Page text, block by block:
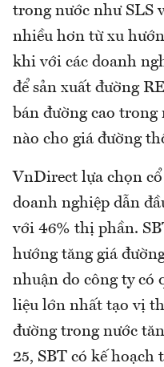
trong nước như SLS
nhiều hơn từ xu
khi với các doanh
để sản xuất đường
bán đường cao trong
nào cho giá đường
VnDirect lựa chọn
doanh nghiệp dẫn
với 46% thị phần.
hướng tăng giá
nhuận do công ty có
liệu lớn nhất tạo vị
đường trong nước
25, SBT có kế